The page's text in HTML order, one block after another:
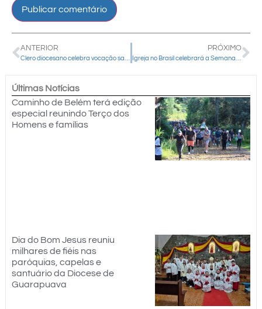
ANTERIOR
Clero diocesano celebra vocação sacerdotal com Santa Missa no Santuário Nossa Senhora de Belém
PRÓXIMO
Igreja no Brasil celebrará a Semana da Família de 10 a 16 de agosto. Em Guarapuava encerramento será no dia 17 com Santa Missa na Catedral
Últimas Notícias
Caminho de Belém terá edição
especial reunindo Terço dos
Homens e famílias
Dia do Bom Jesus reuniu
milhares de fiéis nas
paróquias, capelas e
santuário da Diocese de
Guarapuava